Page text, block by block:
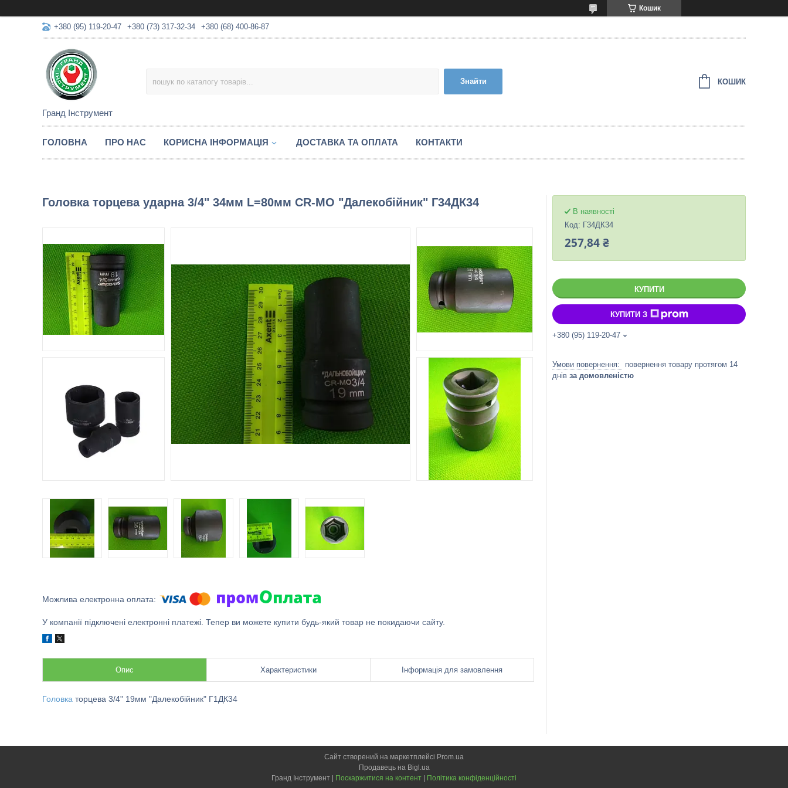
Кошик
+380 (95) 119-20-47 +380 (73) 317-32-34 +380 (68) 400-86-87
Гранд Інструмент
Знайти КОШИК
ГОЛОВНА ПРО НАС КОРИСНА ІНФОРМАЦІЯ ДОСТАВКА ТА ОПЛАТА КОНТАКТИ
Головка торцева ударна 3/4" 34мм L=80мм CR-MO "Далекобійник" Г34ДК34
У компанії підключені електронні платежі. Тепер ви можете купити будь-який товар не покидаючи сайту.
Опис Характеристики Інформація для замовлення
Головка торцева 3/4" 19мм "Далекобійник" Г1ДК34
В наявності
Код: Г34ДК34
257,84 ₴
КУПИТИ
КУПИТИ З
+380 (95) 119-20-47
повернення товару протягом 14
днів за домовленістю
Сайт створений на маркетплейсі Prom.ua
Продавець на Bigl.ua
Поскаржитися на контент Політика конфіденційності